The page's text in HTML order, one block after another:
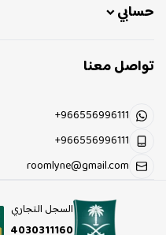
حسابي
تواصل معنا
+966556996111
+966556996111
roomlyne@gmail.com
السجل التجاري
4030311160